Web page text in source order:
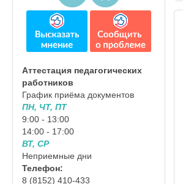
Аттестация педагогических
работников
График приёма документов
ПН, ЧТ, ПТ
9:00 - 13:00
14:00 - 17:00
ВТ, СР
Неприемные дни
Телефон:
8 (8152) 410-433